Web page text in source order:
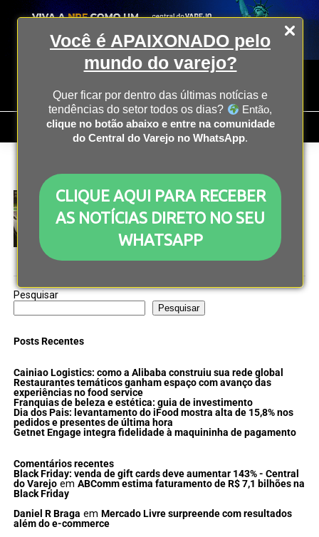
Você é APAIXONADO pelo
mundo do varejo?
Quer ficar por dentro das últimas notícias e
tendências do setor todos os dias?
Então,
clique no botão abaixo e entre na comunidade
do Central do Varejo no WhatsApp.
CLIQUE AQUI PARA RECEBER
AS NOTÍCIAS DIRETO NO SEU
WHATSAPP
All posts tagged "atacado"
OPERAÇÃO 1 ano atrás
O que é o comércio varejista?
Pesquisar
Pesquisar
Posts Recentes
Cainiao Logistics: como a Alibaba construiu sua rede global
Restaurantes temáticos ganham espaço com avanço das
experiências no food service
Franquias de beleza e estética: guia de investimento
Dia dos Pais: levantamento do iFood mostra alta de 15,8% nos
pedidos e presentes de última hora
Getnet Engage integra fidelidade à maquininha de pagamento
Comentários recentes
Black Friday: venda de gift cards deve aumentar 143% - Central
do Varejoem ABComm estima faturamento de R$ 7,1 bilhões na
Black Friday
Daniel R Braga em Mercado Livre surpreende com resultados
além do e-commerce